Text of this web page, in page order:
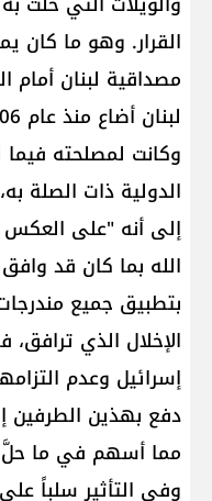
القرار. وهو ما كان
مصداقية لبنان أمام
وكانت لمصلحته
إلى أنه "على
الله بما كان قد وافق
بتطبيق جميع
الإخلال الذي
إسرائيل وعدم
دفع بهذين الطرفين
مما أسهم في ما حلَّ
وفي التأثير سلباً